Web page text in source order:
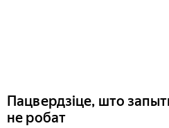
Пацвердзіце, што
не робат